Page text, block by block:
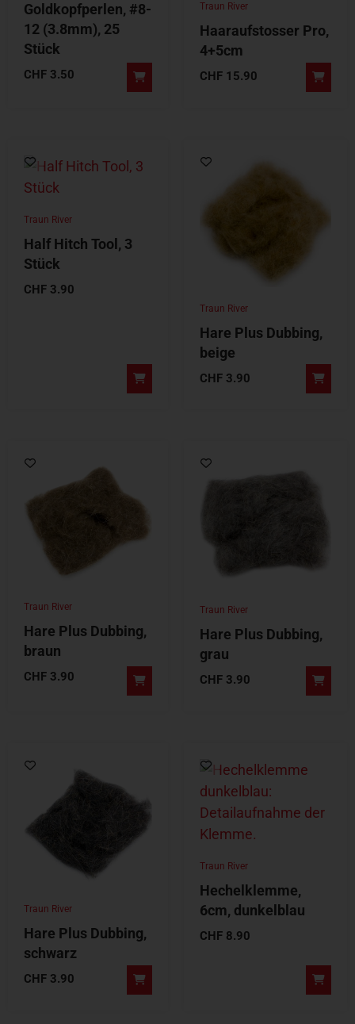
Goldkopfperlen, #8-
12 (3.8mm), 25
Stück
CHF 3.50
Traun River
Haaraufstosser Pro,
4+5cm
CHF 15.90
Traun River
Half Hitch Tool, 3
Stück
CHF 3.90
Traun River
Hare Plus Dubbing,
beige
CHF 3.90
Traun River
Hare Plus Dubbing,
braun
CHF 3.90
Traun River
Hare Plus Dubbing,
grau
CHF 3.90
Traun River
Hare Plus Dubbing,
schwarz
CHF 3.90
Traun River
Hechelklemme,
6cm, dunkelblau
CHF 8.90